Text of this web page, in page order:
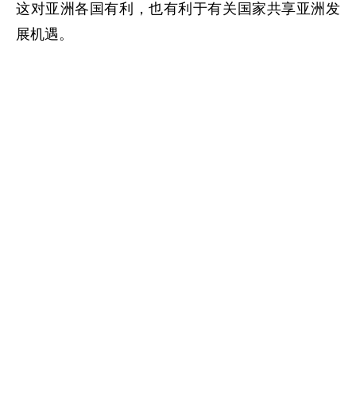
这对亚洲各国有利，也有利于有关国家共享亚洲发
展机遇。